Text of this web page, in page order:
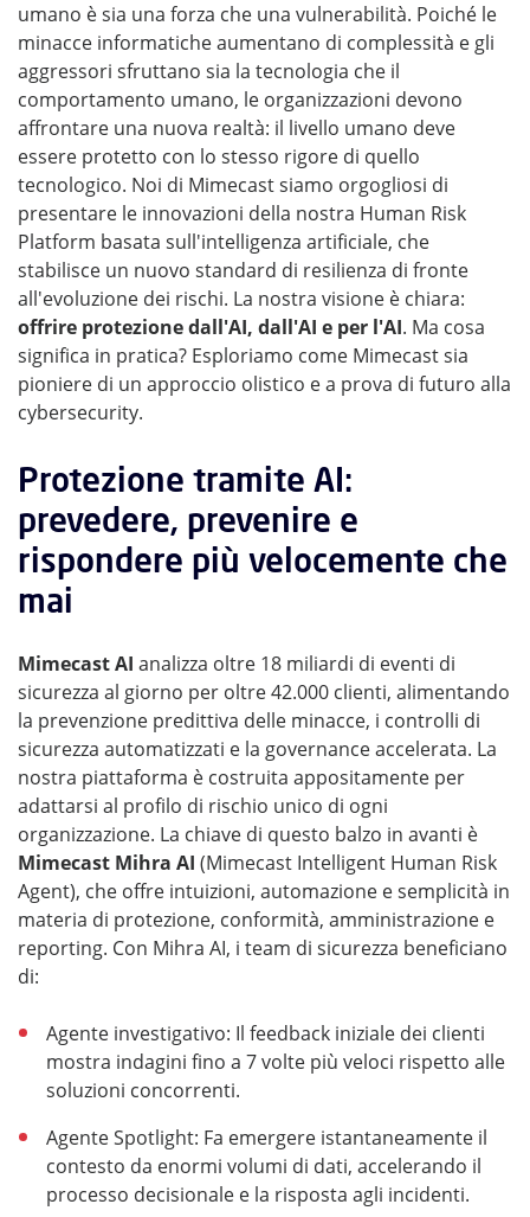
umano è sia una forza che una vulnerabilità. Poiché le
minacce informatiche aumentano di complessità e gli
aggressori sfruttano sia la tecnologia che il
comportamento umano, le organizzazioni devono
affrontare una nuova realtà: il livello umano deve
essere protetto con lo stesso rigore di quello
tecnologico. Noi di Mimecast siamo orgogliosi di
presentare le innovazioni della nostra Human Risk
Platform basata sull'intelligenza artificiale, che
stabilisce un nuovo standard di resilienza di fronte
all'evoluzione dei rischi. La nostra visione è chiara:
offrire protezione dall'AI, dall'AI e per l'AI. Ma cosa
significa in pratica? Esploriamo come Mimecast sia
pioniere di un approccio olistico e a prova di futuro alla
cybersecurity.
Protezione tramite AI:
prevedere, prevenire e
rispondere più velocemente che
mai
Mimecast AI analizza oltre 18 miliardi di eventi di
sicurezza al giorno per oltre 42.000 clienti, alimentando
la prevenzione predittiva delle minacce, i controlli di
sicurezza automatizzati e la governance accelerata. La
nostra piattaforma è costruita appositamente per
adattarsi al profilo di rischio unico di ogni
organizzazione. La chiave di questo balzo in avanti è
Mimecast Mihra AI (Mimecast Intelligent Human Risk
Agent), che offre intuizioni, automazione e semplicità in
materia di protezione, conformità, amministrazione e
reporting. Con Mihra AI, i team di sicurezza beneficiano
di:
Agente investigativo: Il feedback iniziale dei clienti
mostra indagini fino a 7 volte più veloci rispetto alle
soluzioni concorrenti.
Agente Spotlight: Fa emergere istantaneamente il
contesto da enormi volumi di dati, accelerando il
processo decisionale e la risposta agli incidenti.